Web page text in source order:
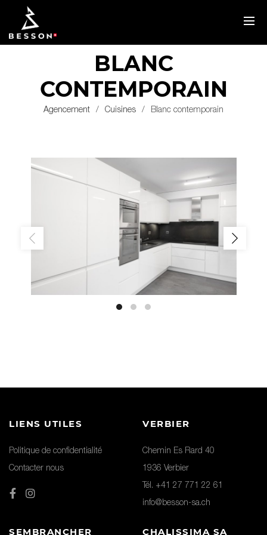
BLANC
CONTEMPORAIN
Agencement Cuisines Blanc contemporain
LIENS UTILES
Politique de confidentialité
Contacter nous
VERBIER
Chemin Es Rard 40
1936 Verbier
Tél. +41 27 771 22 61
info@besson-sa.ch
SEMBRANCHER CHALISSIMA SA